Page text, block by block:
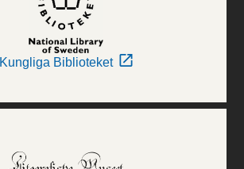
Kungliga Biblioteket